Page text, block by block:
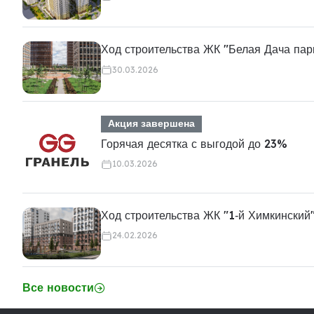
Ход строительства ЖК "Белая Дача
30.03.2026
Акция завершена
Горячая десятка с выгодой до 23%
10.03.2026
Ход строительства ЖК "1‑й
24.02.2026
Все новости